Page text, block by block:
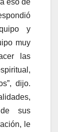
eso de
y
muy
las
dijo.
sus
le